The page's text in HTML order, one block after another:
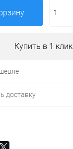
Купить в 1 клик
доставку